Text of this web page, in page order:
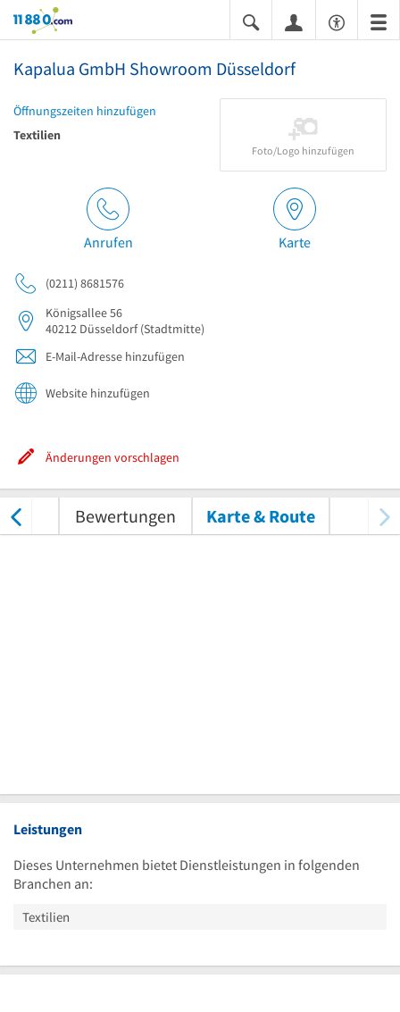
11880.com
Kapalua GmbH Showroom Düsseldorf
Öffnungszeiten hinzufügen
Textilien
Foto/Logo hinzufügen
Anrufen Karte
(0211) 8681576
Königsallee 56
40212 Düsseldorf(Stadtmitte)
E-Mail-Adresse hinzufügen
Website hinzufügen
Änderungen vorschlagen
Bewertungen Karte & Route
Leistungen
Dieses Unternehmen bietet Dienstleistungen in folgenden
Branchen an:
Textilien